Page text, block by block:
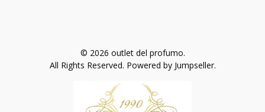
© 2026 outlet del profumo.
All Rights Reserved. Powered by Jumpseller.